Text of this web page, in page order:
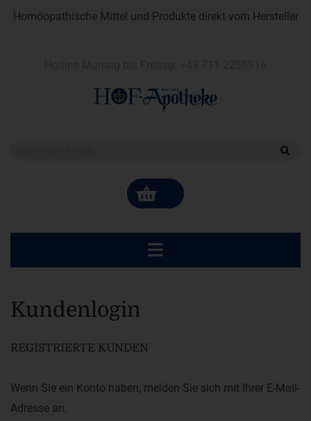
Homöopathische Mittel und Produkte direkt vom Hersteller
Kundenlogin
REGISTRIERTE KUNDEN
Wenn Sie ein Konto haben, melden Sie sich mit Ihrer E-Mail-
Adresse an.